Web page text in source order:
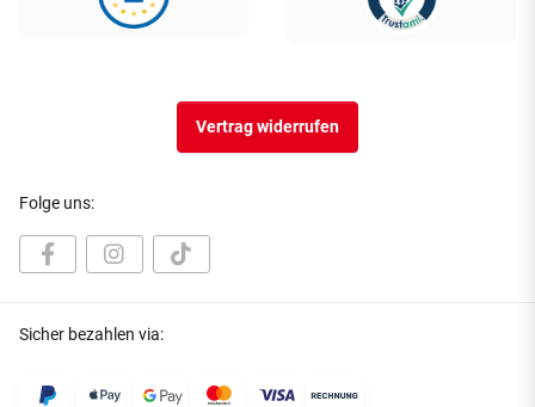
Vertrag widerrufen
Folge uns:
Sicher bezahlen via: